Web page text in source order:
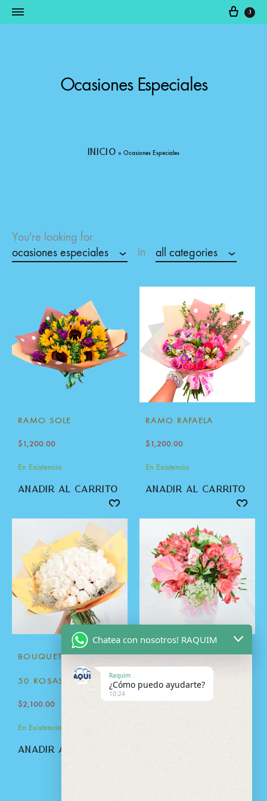
0
Ocasiones Especiales
inicio » Ocasiones Especiales
You're looking for
ocasiones especiales
in all categories
RAMO SOLE
$1,200.00
En Existencia
añadir al carrito
RAMO RAFAELA
$1,200.00
En Existencia
añadir al carrito
BOUQUET BLANCA DE
50 ROSAS
$2,100.00
En Existencia
añadir al carrito
JARRON FERNANDA
1,200.00
En Existencia
Chatea con nosotros! RAQUIM
Raquim
¿Cómo puedo ayudarte?
10:24